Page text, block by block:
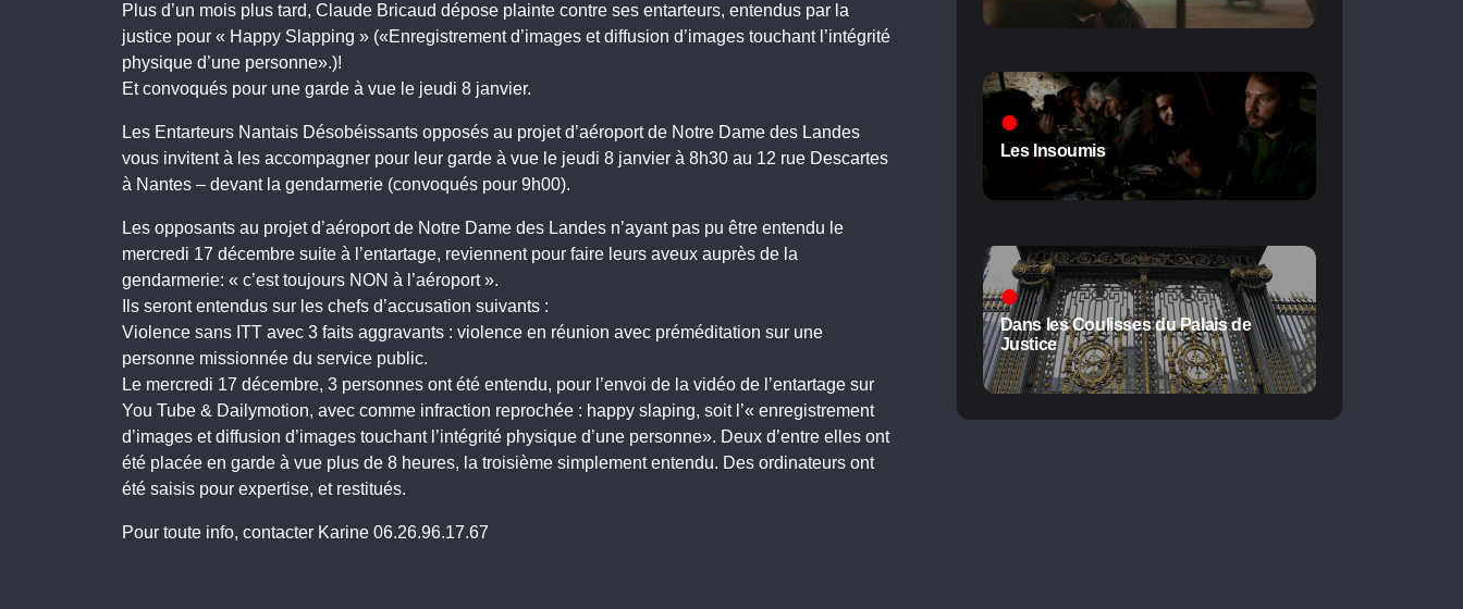
Plus d’un mois plus tard, Claude Bricaud dépose plainte contre ses entarteurs, entendus par la
justice pour « Happy Slapping » («Enregistrement d’images et diffusion d’images touchant l’intégrité
physique d’une personne».)!
Et convoqués pour une garde à vue le jeudi 8 janvier.
Les Entarteurs Nantais Désobéissants opposés au projet d’aéroport de Notre Dame des Landes
vous invitent à les accompagner pour leur garde à vue le jeudi 8 janvier à 8h30 au 12 rue Descartes
à Nantes – devant la gendarmerie (convoqués pour 9h00).
Les opposants au projet d’aéroport de Notre Dame des Landes n’ayant pas pu être entendu le
mercredi 17 décembre suite à l’entartage, reviennent pour faire leurs aveux auprès de la
gendarmerie: « c’est toujours NON à l’aéroport ».
Ils seront entendus sur les chefs d’accusation suivants :
Violence sans ITT avec 3 faits aggravants : violence en réunion avec préméditation sur une
personne missionnée du service public.
Le mercredi 17 décembre, 3 personnes ont été entendu, pour l’envoi de la vidéo de l’entartage sur
You Tube & Dailymotion, avec comme infraction reprochée : happy slaping, soit l’« enregistrement
d’images et diffusion d’images touchant l’intégrité physique d’une personne». Deux d’entre elles ont
été placée en garde à vue plus de 8 heures, la troisième simplement entendu. Des ordinateurs ont
été saisis pour expertise, et restitués.
Pour toute info, contacter Karine 06.26.96.17.67
Les Insoumis
Dans les Coulisses du Palais de
Justice